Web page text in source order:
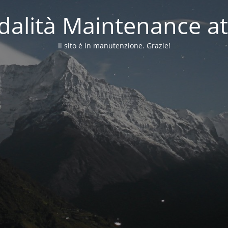
Maintenance
Il sito è in manutenzione. Grazie!